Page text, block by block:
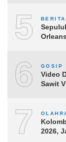
5 BERITA
6 GOSIP
Video
Sawit
7
2026,